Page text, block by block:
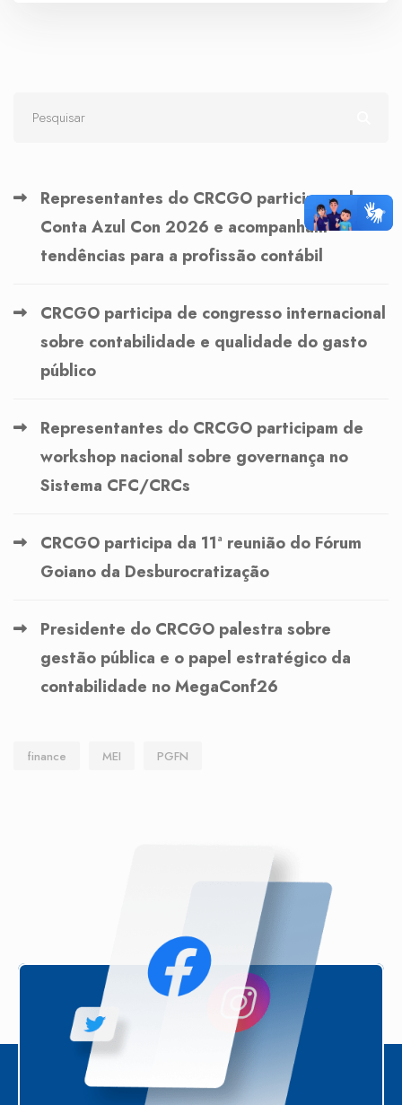
Representantes do CRCGO participam do
Conta Azul Con 2026 e acompanham
tendências para a profissão contábil
CRCGO participa de congresso internacional
sobre contabilidade e qualidade do gasto
público
Representantes do CRCGO participam de
workshop nacional sobre governança no
Sistema CFC/CRCs
CRCGO participa da 11ª reunião do Fórum
Goiano da Desburocratização
Presidente do CRCGO palestra sobre
gestão pública e o papel estratégico da
contabilidade no MegaConf26
finance MEI PGFN